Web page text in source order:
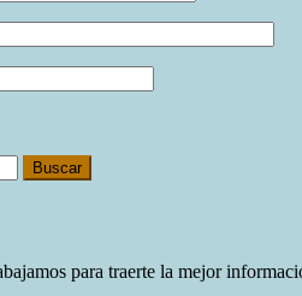
para traerte la mejor